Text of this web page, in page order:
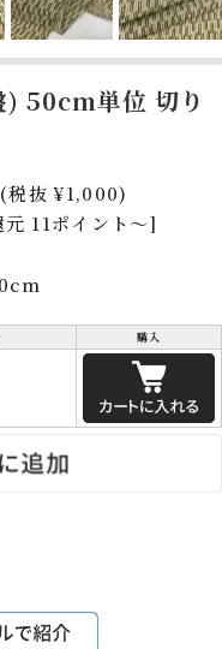
) 50cm単位 切り
(税抜 ¥1,000)
11ポイント～]
購入